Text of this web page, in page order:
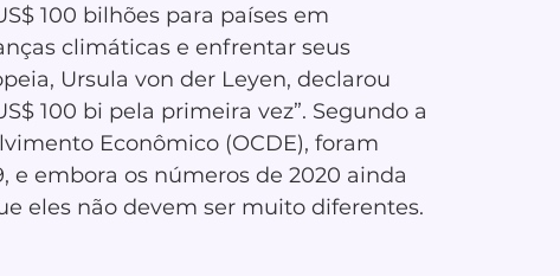
100 bilhões para países em
climáticas e enfrentar seus
Ursula von der Leyen, declarou
100 bi pela primeira vez”. Segundo a
Econômico (OCDE), foram
e embora os números de 2020 ainda
eles não devem ser muito diferentes.